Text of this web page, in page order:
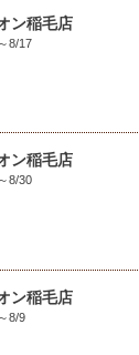
ン稲毛店
8/17
ン稲毛店
8/30
ン稲毛店
8/9